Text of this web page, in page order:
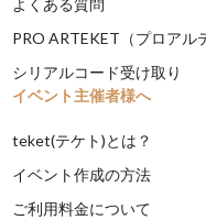
よくある質問
PRO ARTEKET（プロアル
シリアルコード受け取り
イベント主催者様へ
teket(テケト)とは？
イベント作成の方法
ご利用料金について